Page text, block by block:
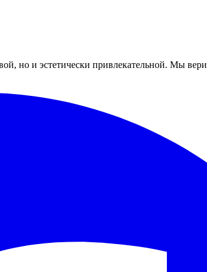
но и эстетически привлекательной. Мы